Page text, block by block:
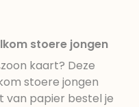
stoere jongen
kaart? Deze
stoere jongen
van papier bestel je